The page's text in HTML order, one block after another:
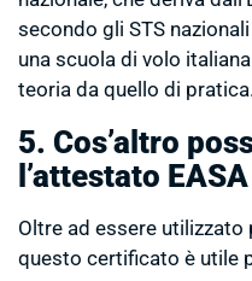
secondo gli STS
una scuola di volo
teoria da quello di pratica.
5. Cos’altro
l’attestato
Oltre ad essere utilizzato
questo certificato è utile